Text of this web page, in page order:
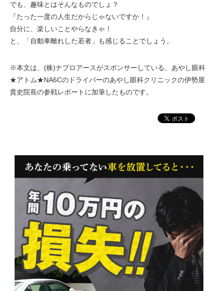
でも、趣味とはそんなものでしょ？
『たった一度の人生だからじゃないですか！』
自分に、楽しいことやらなきゃ！
と、「自動車離れした若者」も感じることでしょう。
※本文は、(株)ナプロアースがスポンサーしている、あやし眼科
★アトム★NA6Cのドライバーのあやし眼科クリニックの伊勢屋
貴史院長の参戦レポートに加筆したものです。